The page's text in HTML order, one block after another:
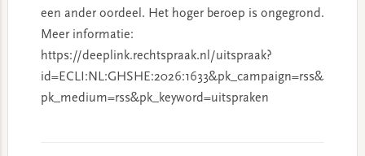
een ander oordeel. Het hoger beroep is ongegrond.
Meer informatie:
https://deeplink.rechtspraak.nl/uitspraak?
id=ECLI:NL:GHSHE:2026:1633&pk_campaign=rss&
pk_medium=rss&pk_keyword=uitspraken